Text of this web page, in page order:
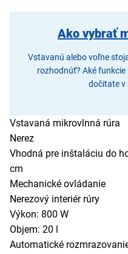
Ako vybrať
Vstavanú alebo voľne
rozhodnúť? Aké
dočitate v
Vstavaná mikrovlnná rúra
Nerez
Vhodná pre inštaláciu do
cm
Mechanické ovládanie
Nerezový interiér rúry
Výkon: 800 W
Objem: 20 l
Automatické